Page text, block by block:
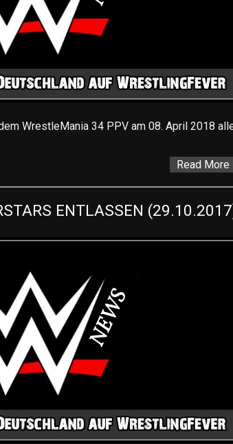
WrestleMania 34 PPV am 08. April 2018
Read More
ENTLASSEN